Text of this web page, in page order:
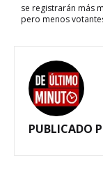
se registrarán más
pero menos
PUBLICADO